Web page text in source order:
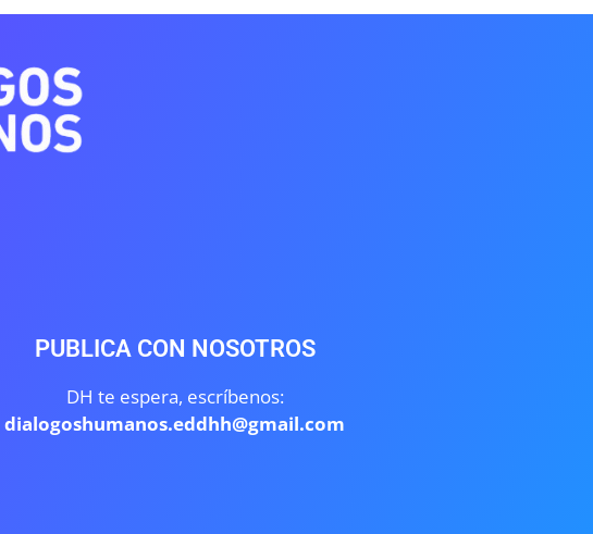
PUBLICA CON NOSOTROS
DH te espera, escríbenos:
dialogoshumanos.eddhh@gmail.com